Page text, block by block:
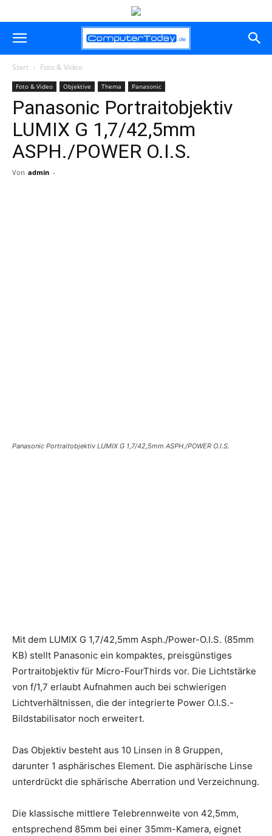
Start Foto & Video
Foto & Video Objektive Thema Panasonic
Panasonic Portraitobjektiv
LUMIX G 1,7/42,5mm
ASPH./POWER O.I.S.
Von admin -
Panasonic Portraitobjektiv LUMIX G 1,7/42,5mm ASPH./POWER O.I.S.
Mit dem LUMIX G 1,7/42,5mm Asph./Power-O.I.S. (85mm
KB) stellt Panasonic ein kompaktes, preisgünstiges
Portraitobjektiv für Micro-FourThirds vor. Die Lichtstärke
von f/1,7 erlaubt Aufnahmen auch bei schwierigen
Lichtverhältnissen, die der integrierte Power O.I.S.-
Bildstabilisator noch erweitert.
Das Objektiv besteht aus 10 Linsen in 8 Gruppen,
darunter 1 asphärisches Element. Die asphärische Linse
unterdrückt die sphärische Aberration und Verzeichnung.
Die klassische mittlere Telebrennweite von 42,5mm,
entsprechend 85mm bei einer 35mm-Kamera, eignet